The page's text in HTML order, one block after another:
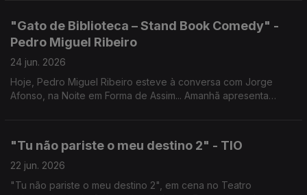
"Gato de Biblioteca – Stand Book Comedy" -
Pedro Miguel Ribeiro
24 jun. 2026
Hoje, Pedro Miguel Ribeiro esteve à conversa com Jorge
Afonso, na Noite em Forma de Assim... Amanhã apresenta
"Tu não pariste o meu destino 2" - TIO
22 jun. 2026
"Tu não pariste o meu destino 2", em cena no Teatro